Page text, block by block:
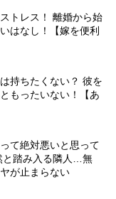
トレス！ 離婚から始
はなし！【嫁を便利
持ちたくない？ 彼を
もったいない！【あ
て絶対悪いと思って
と踏み入る隣人…無
が止まらない